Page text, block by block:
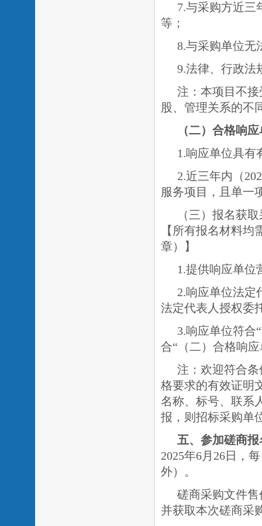
7.与采购方近三
等；
8.与采购单位无
9.法律、行政法
注：本项目不
股、管理关系的不
（二）合格响
1.响应单位具有
2.近三年内（
服务项目，且单一
（三）报名获
【所有报名材料
章）】
1.提供响应单位
2.响应单位法定
法定代表人授权委
3.响应单位符合
合“（二）合格响
注：欢迎符合
格要求的有效证明
名称、标号、联系
报，则招标采购单
五、参加磋商
2025年6月26日，
外）。
磋商采购文件
并获取本次磋商采